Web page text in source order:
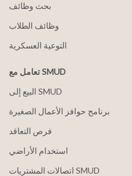
بحث وظائف
وظائف الطلاب
التوعية العسكرية
تعامل مع SMUD
البيع إلى SMUD
برنامج حوافز الأعمال الصغيرة
فرص التعاقد
استخدام الأراضي
اتصالات المشتريات SMUD